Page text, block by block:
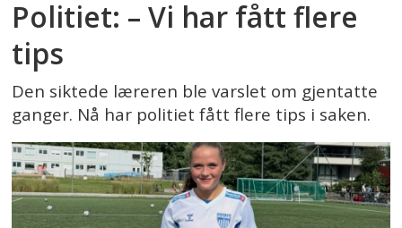
Politiet: – Vi har fått flere
tips
Den siktede læreren ble varslet om gjentatte
ganger. Nå har politiet fått flere tips i saken.